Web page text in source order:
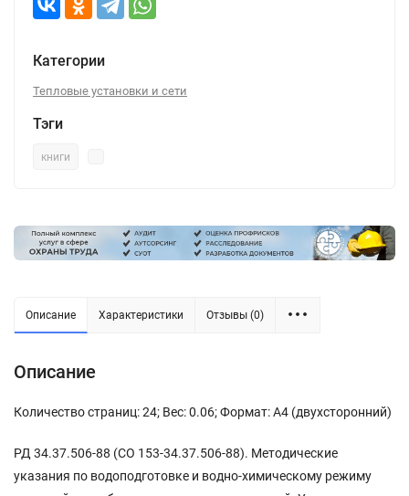
Категории
Тепловые установки и сети
Тэги
книги
Описание Характеристики Отзывы (0)
Описание
Количество страниц: 24; Вес: 0.06; Формат: А4 (двухсторонний)
РД 34.37.506-88 (СО 153-34.37.506-88). Методические
указания по водоподготовке и водно-химическому режиму